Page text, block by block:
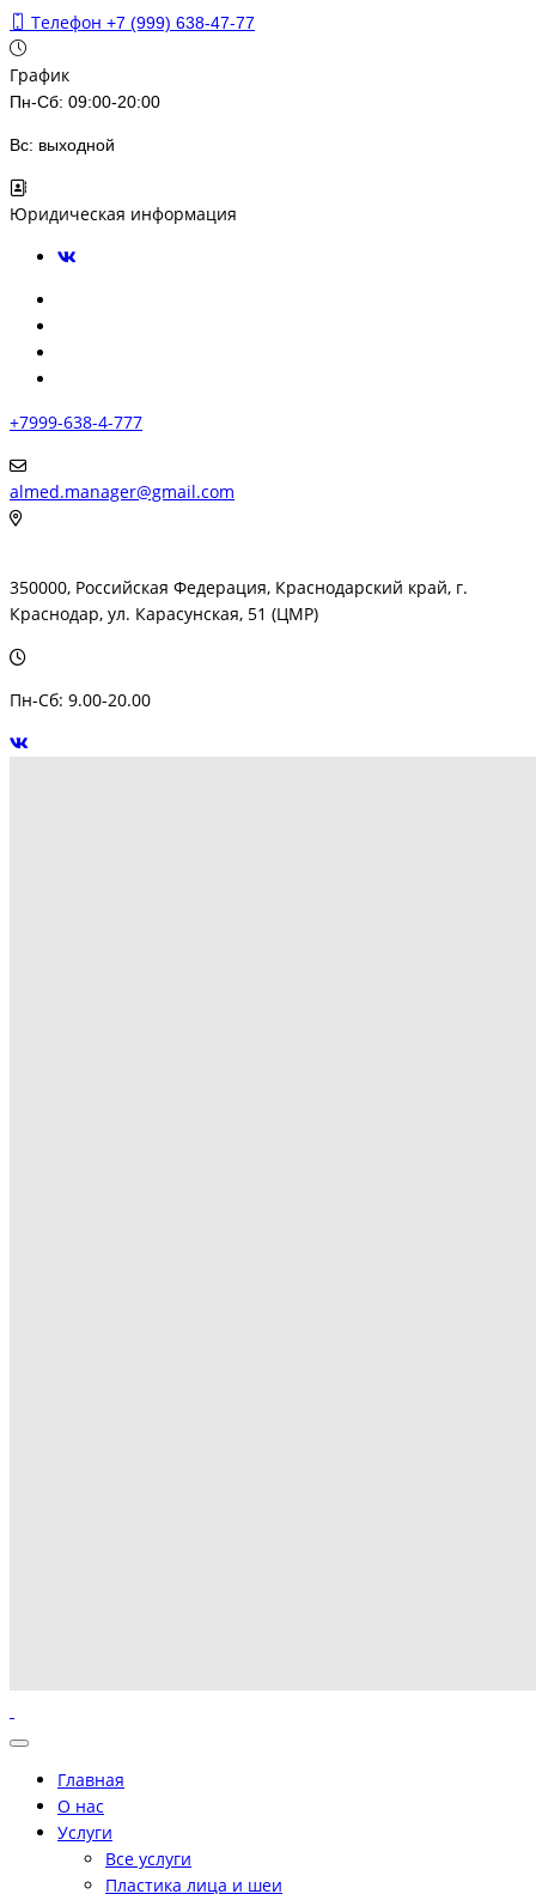
Телефон +7 (999) 638-47-77
График
Пн-Сб: 09:00-20:00
Вс: выходной
Юридическая информация
+7999-638-4-777
almed.manager@gmail.com
350000, Российская Федерация, Краснодарский край, г.
Краснодар, ул. Карасунская, 51 (ЦМР)
Пн-Сб: 9.00-20.00
Главная
О нас
Услуги
Все услуги
Пластика лица и шеи